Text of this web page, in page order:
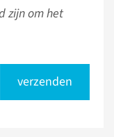
zijn om het
verzenden